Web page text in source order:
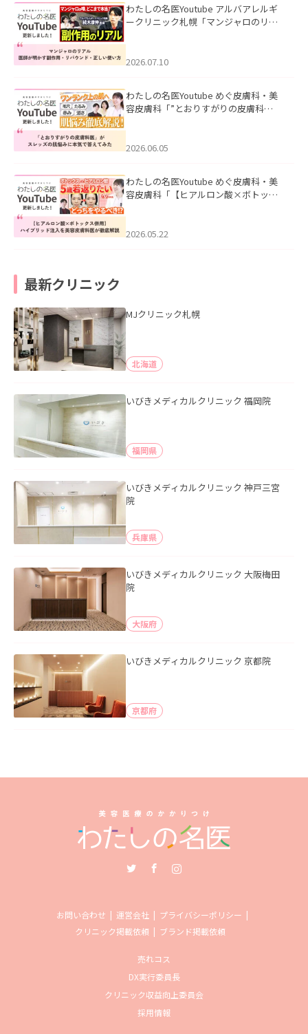
わたしの名医Youtube アルバアレルギ
ークリニック札幌「マンジャロのリア
た。
2026.07.10
わたしの名医Youtube めぐ皮膚科・美
容皮膚科「”とおりすがりの皮膚科
2026.06.05
わたしの名医Youtube めぐ皮膚科・美
容皮膚科「【ヒアルロン酸×ボトック
た。
2026.05.22
最新クリニック
MJクリニック札幌
北海道
いびきメディカルクリニック 福岡院
福岡県
いびきメディカルクリニック 神戸三宮
院
兵庫県
いびきメディカルクリニック 大阪梅田
院
大阪府
いびきメディカルクリニック 京都院
京都府
お問い合わせ 運営会社
プライバシーポリシー
クリニック掲載依頼
ブランド掲載依頼
売れコス
DX実行委員長
クリニック収益向上委員会
採用情報